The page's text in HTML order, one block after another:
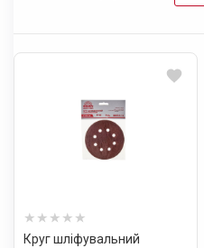
Круг шліфувальний